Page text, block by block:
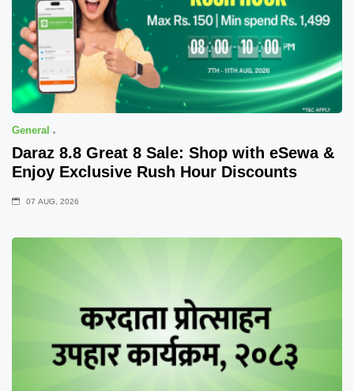
General
Daraz 8.8 Great 8 Sale: Shop with eSewa &
Enjoy Exclusive Rush Hour Discounts
07 AUG, 2026